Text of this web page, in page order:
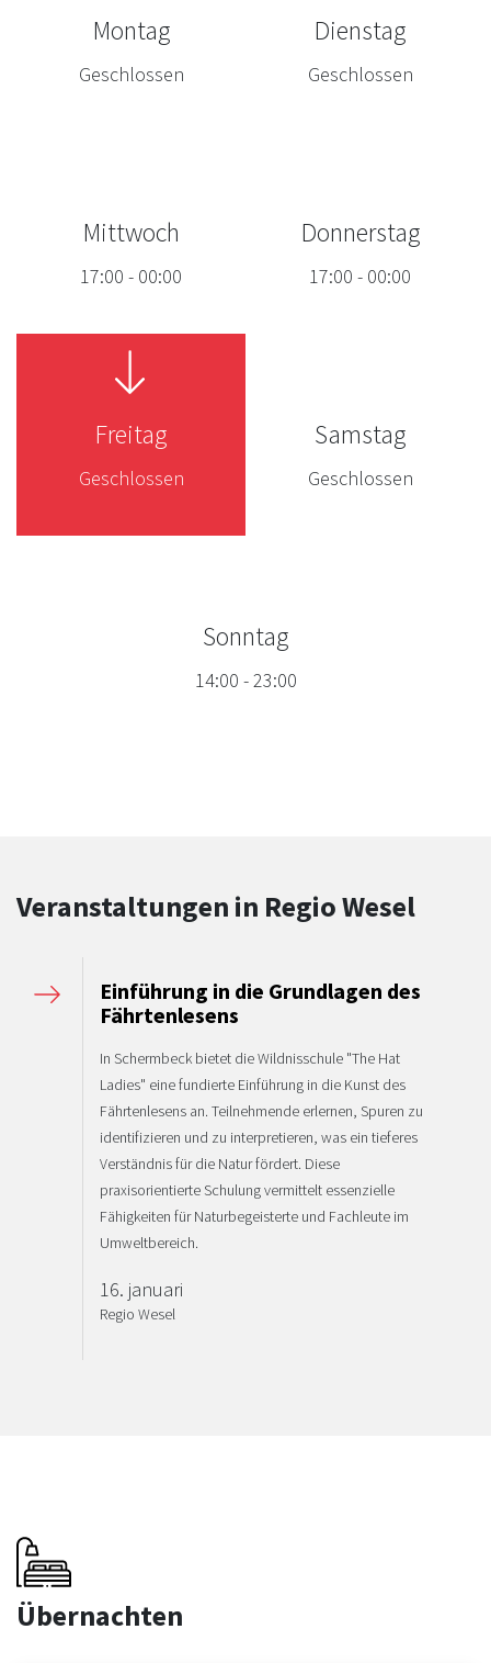
Montag
Geschlossen
Dienstag
Geschlossen
Mittwoch
17:00 - 00:00
Donnerstag
17:00 - 00:00
Freitag
Geschlossen
Samstag
Geschlossen
Sonntag
14:00 -23:00
Veranstaltungen in Regio Wesel
Einführung in die Grundlagen des
Fährtenlesens
In Schermbeck bietet die Wildnisschule "The Hat
Ladies" eine fundierte Einführung in die Kunst des
Fährtenlesens an. Teilnehmende erlernen, Spuren zu
identifizieren und zu interpretieren, was ein tieferes
Verständnis für die Natur fördert. Diese
praxisorientierte Schulung vermittelt essenzielle
Fähigkeiten für Naturbegeisterte und Fachleute im
Umweltbereich.
16. januari
Regio Wesel
Übernachten